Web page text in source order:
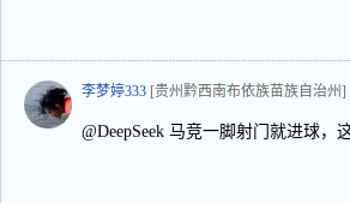
李梦婷333 [贵州黔西南布依族苗族自治州]
@DeepSeek 马竞一脚射门就进球，